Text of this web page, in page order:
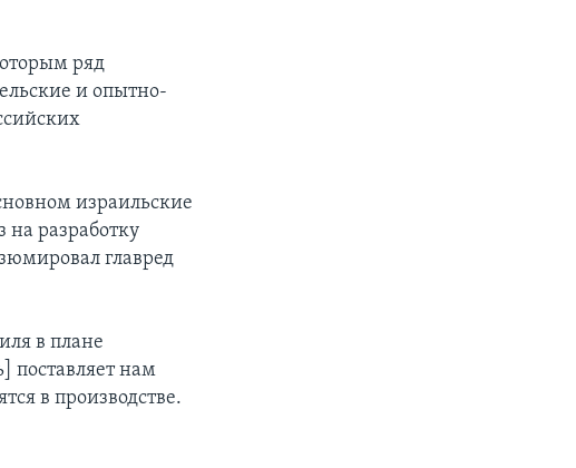
ряд
и опытно-
израильские
разработку
главред
в плане
поставляет нам
в производстве.